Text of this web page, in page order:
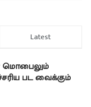
Latest
மொபைலும்
பட வைக்கும்